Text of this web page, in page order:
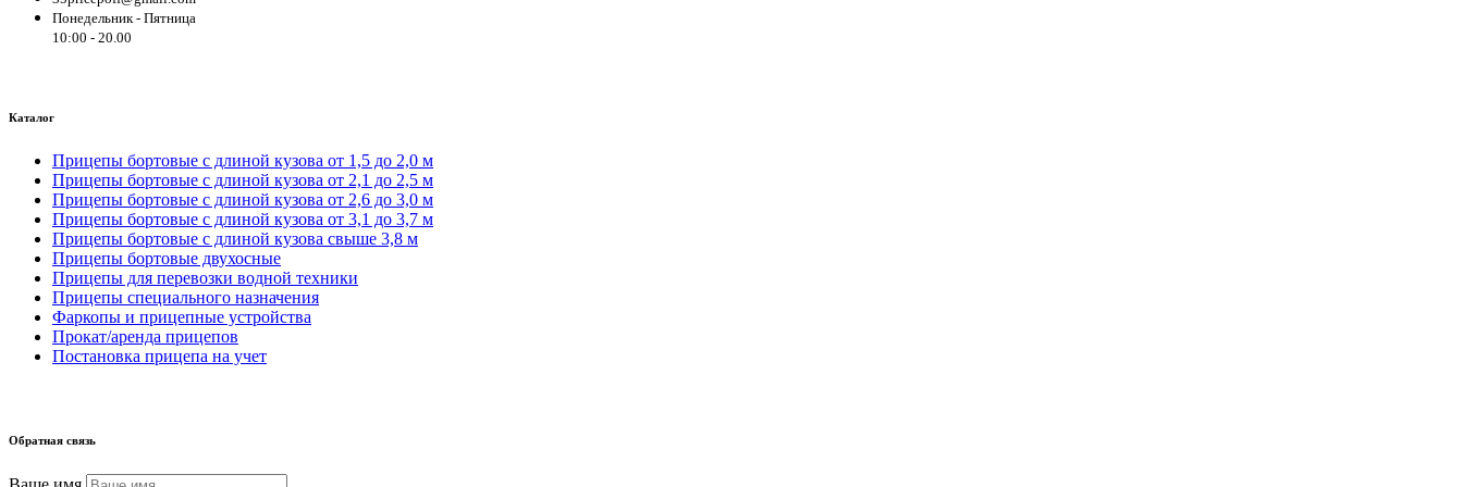
Понедельник - Пятница
10:00 - 20.00
Каталог
Прицепы бортовые с длиной кузова от 1,5 до 2,0 м
Прицепы бортовые с длиной кузова от 2,1 до 2,5 м
Прицепы бортовые с длиной кузова от 2,6 до 3,0 м
Прицепы бортовые с длиной кузова от 3,1 до 3,7 м
Прицепы бортовые с длиной кузова свыше 3,8 м
Прицепы бортовые двухосные
Прицепы для перевозки водной техники
Прицепы специального назначения
Фаркопы и прицепные устройства
Прокат/аренда прицепов
Постановка прицепа на учет
Обратная связь